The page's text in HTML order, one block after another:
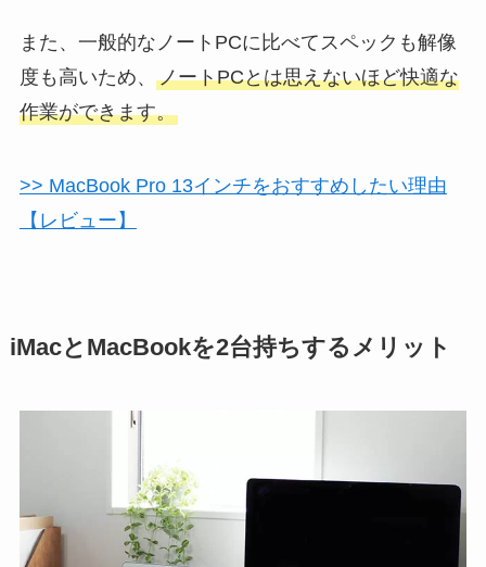
また、一般的なノートPCに比べてスペックも解像
度も高いため、 ノートPCとは思えないほど快適な
作業ができます。
>> MacBook Pro 13インチをおすすめしたい理由
【レビュー】
iMacとMacBookを2台持ちするメリット